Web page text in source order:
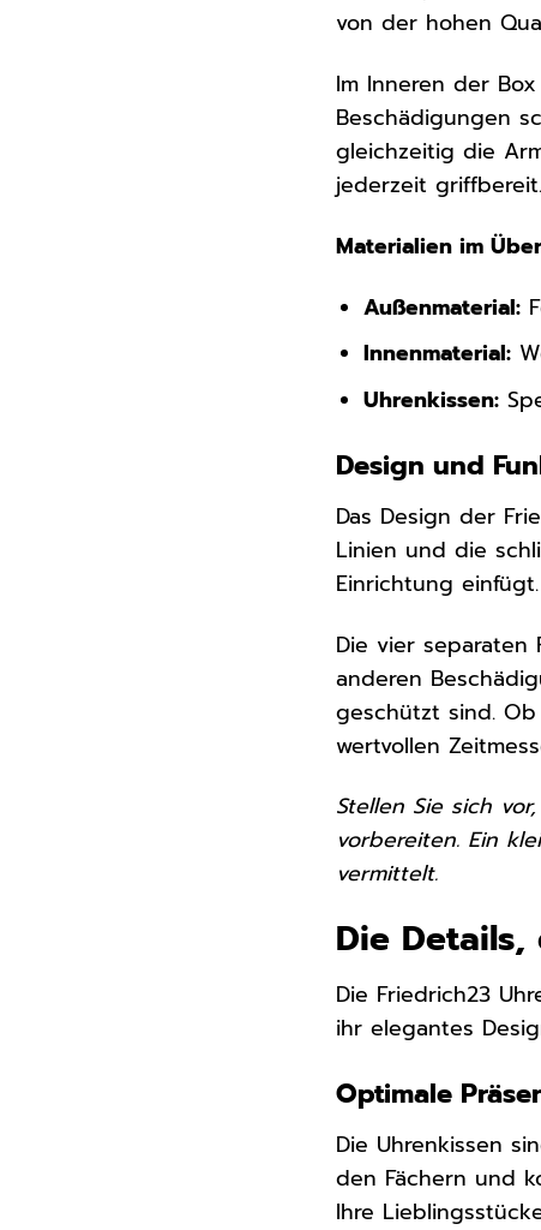
von der hohen
Im Inneren der
Beschädigungen
gleichzeitig die
jederzeit griffbereit.
Materialien im
Außenmaterial:
Innenmaterial:
Uhrenkissen:
Design und
Das Design der
Linien und die
Einrichtung
Die vier separaten
anderen
geschützt sind.
wertvollen
Stellen Sie sich
vorbereiten. Ein
vermittelt.
Die
Die Friedrich23
ihr elegantes
Optimale
Die Uhrenkissen
den Fächern und
Ihre